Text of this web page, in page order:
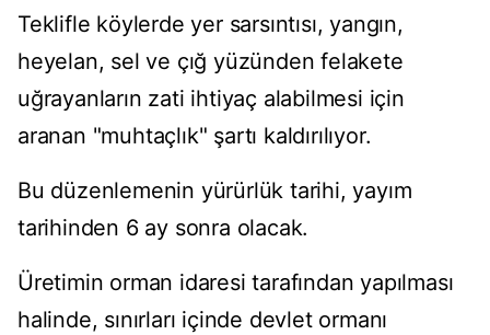
Teklifle köylerde yer sarsıntısı, yangın,
heyelan, sel ve çığ yüzünden felakete
uğrayanların zati ihtiyaç alabilmesi için
aranan "muhtaçlık" şartı kaldırılıyor.
Bu düzenlemenin yürürlük tarihi, yayım
tarihinden 6 ay sonra olacak.
Üretimin orman idaresi tarafından yapılması
halinde, sınırları içinde devlet ormanı